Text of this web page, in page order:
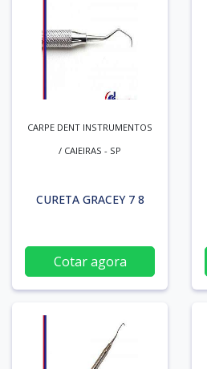
CARPE DENT INSTRUMENTOS
/ CAIEIRAS - SP
CURETA GRACEY 7 8
Cotar agora